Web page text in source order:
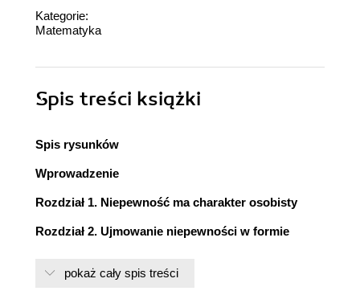
Kategorie:
Matematyka
Spis treści książki
Spis rysunków
Wprowadzenie
Rozdział 1. Niepewność ma charakter osobisty
Rozdział 2. Ujmowanie niepewności w formie
pokaż cały spis treści